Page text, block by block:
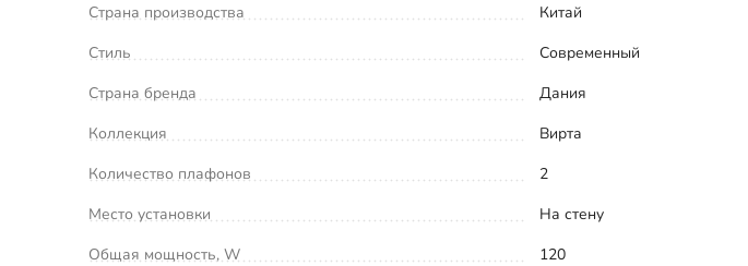
Страна производства
Китай
Стиль
Современный
Страна бренда
Дания
Коллекция
Вирта
Количество плафонов
2
Место установки
На стену
Общая мощность, W
120